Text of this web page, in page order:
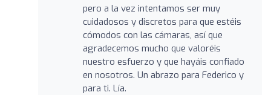
pero a la vez intentamos ser muy
cuidadosos y discretos para que estéis
cómodos con las cámaras, así que
agradecemos mucho que valoréis
nuestro esfuerzo y que hayáis confiado
en nosotros. Un abrazo para Federico y
para ti. Lía.